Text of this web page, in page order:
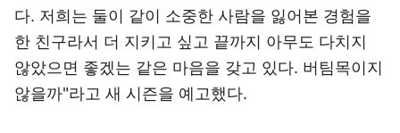
다. 저희는 둘이 같이 소중한 사람을 잃어본 경험을
한 친구라서 더 지키고 싶고 끝까지 아무도 다치지
않았으면 좋겠는 같은 마음을 갖고 있다. 버팀목이지
않을까"라고 새 시즌을 예고했다.